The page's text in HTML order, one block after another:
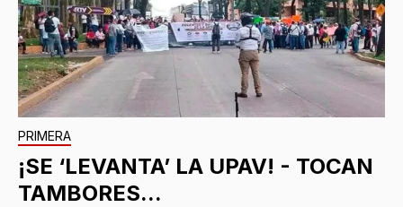
PRIMERA
¡SE ‘LEVANTA’ LA UPAV! - TOCAN
TAMBORES...